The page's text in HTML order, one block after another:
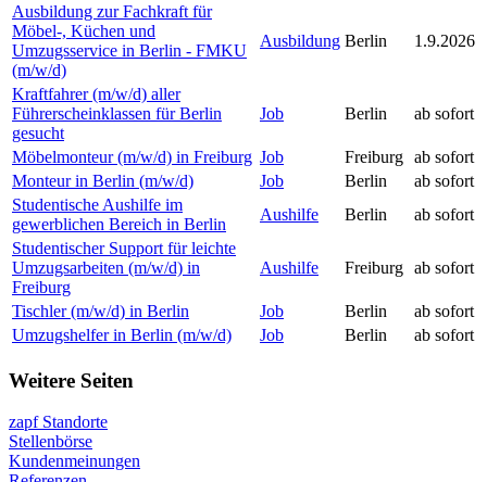
Ausbildung zur Fachkraft für
Möbel-, Küchen und
Umzugsservice in Berlin - FMKU
(m/w/d)
Ausbildung Berlin 1.9.2026
Kraftfahrer (m/w/d) aller
Führerscheinklassen für Berlin
gesucht
Job Berlin ab sofort
Möbelmonteur (m/w/d) in Freiburg Job Freiburg ab sofort
Monteur in Berlin (m/w/d)
Job Berlin
ab sofort
Studentische Aushilfe im
gewerblichen Bereich in Berlin
Aushilfe Berlin
ab sofort
Studentischer Support für leichte
Umzugsarbeiten (m/w/d) in
Freiburg
Aushilfe Freiburg ab sofort
Tischler (m/w/d) in Berlin Job Berlin
ab sofort
Umzugshelfer in Berlin (m/w/d)
Job Berlin ab sofort
Weitere Seiten
zapf Standorte
Stellenbörse
Kundenmeinungen